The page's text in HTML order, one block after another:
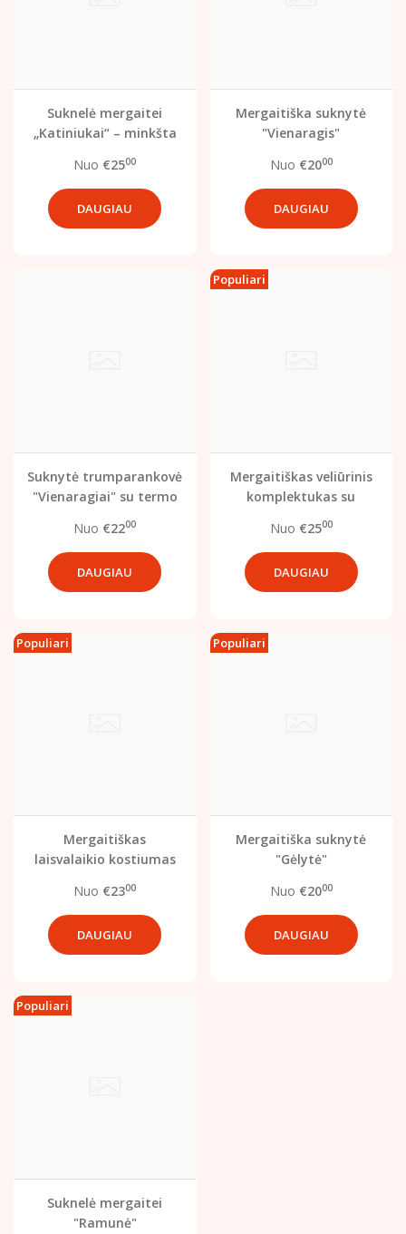
Suknelė mergaitei
„Katiniukai“ – minkšta
Nuo €2500
DAUGIAU
Mergaitiška suknytė
"Vienaragis"
Nuo €2000
DAUGIAU
Suknytė trumparankovė
"Vienaragiai" su termo
Nuo €2200
DAUGIAU
Populiari
Mergaitiškas veliūrinis
komplektukas su
Nuo €2500
DAUGIAU
Populiari
Mergaitiškas
laisvalaikio kostiumas
Nuo €2300
DAUGIAU
Populiari
Mergaitiška suknytė
"Gėlytė"
Nuo €2000
DAUGIAU
Populiari
Suknelė mergaitei
"Ramunė"